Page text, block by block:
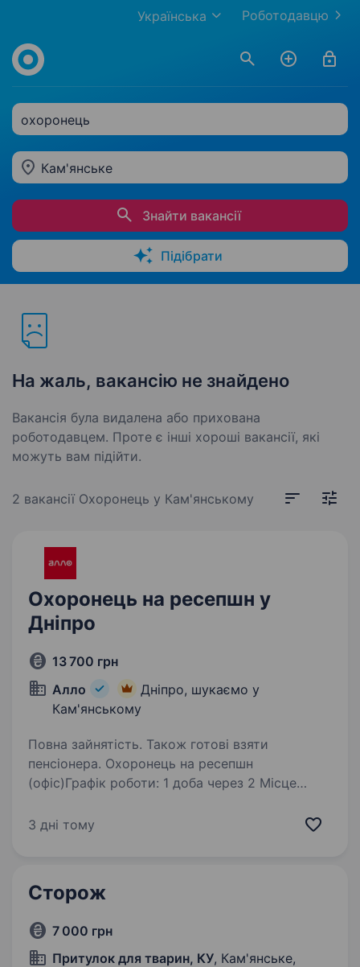
Роботодавцю
Українська
охоронець
Кам'янське
Знайти вакансії
Підібрати
На жаль, вакансію не знайдено
Вакансія була видалена або прихована
роботодавцем. Проте є інші хороші вакансії, які
можуть вам підійти.
2 вакансії Охоронець у Кам'янському
Охоронець на ресепшн у
Дніпро
13 700 грн
Алло
Дніпро, шукаємо у
Кам'янському
Повна зайнятість. Також готові взяти
пенсіонера. Охоронець на ресепшн
(офіс)Графік роботи: 1 доба через 2 Місце
Контакти для зв’язку: Владислав
3 дні тому
Сторож
7 000 грн
Притулок для тварин, КУ, Кам'янське,